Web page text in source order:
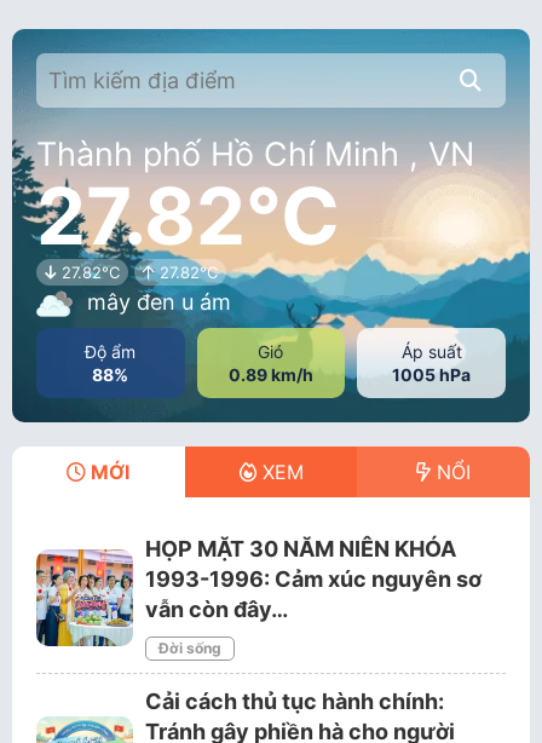
Thành phố Hồ Chí Minh , VN
27.82°C
27.82°C 27.82°C
mây đen u ám
Độ ẩm
88%
Gió
0.89 km/h
Áp suất
1005 hPa
MỚI XEM NỔI
HỌP MẶT 30 NĂM NIÊN KHÓA
1993-1996: Cảm xúc nguyên sơ
vẫn còn đây…
Đời sống
Cải cách thủ tục hành chính:
Tránh gây phiền hà cho người